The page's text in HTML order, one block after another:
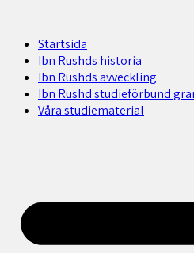
Startsida
Ibn Rushds historia
Ibn Rushds avveckling
Ibn Rushd studieförbund
Våra studiematerial